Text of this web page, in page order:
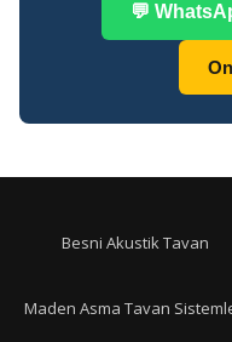
💬
Besni Akustik Tavan
Maden Asma Tavan